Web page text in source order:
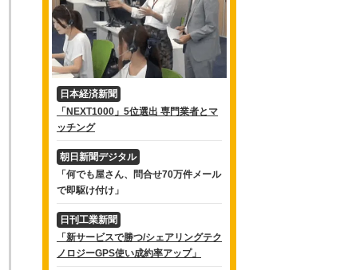
日本経済新聞
「NEXT1000」5位選出 専門業者とマ
ッチング
朝日新聞デジタル
「何でも屋さん、問合せ70万件メール
で即駆け付け」
日刊工業新聞
「新サービスで勝つ/シェアリングテク
ノロジーGPS使い成約率アップ」